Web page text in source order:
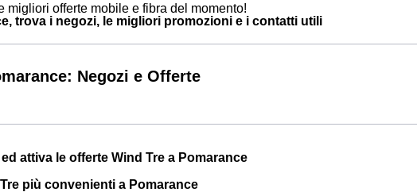
migliori offerte mobile e fibra del momento!
trova i negozi, le migliori promozioni e i contatti utili
Negozi e Offerte
attiva le offerte Wind Tre a Pomarance
più convenienti a Pomarance